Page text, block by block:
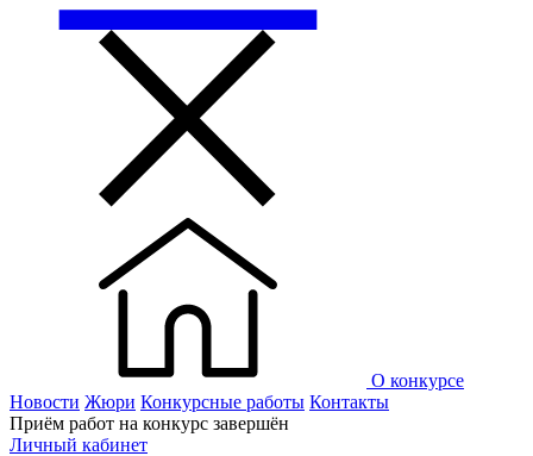
О конкурсе
Новости Жюри Конкурсные работы Контакты
Приём работ на конкурс завершён
Личный кабинет